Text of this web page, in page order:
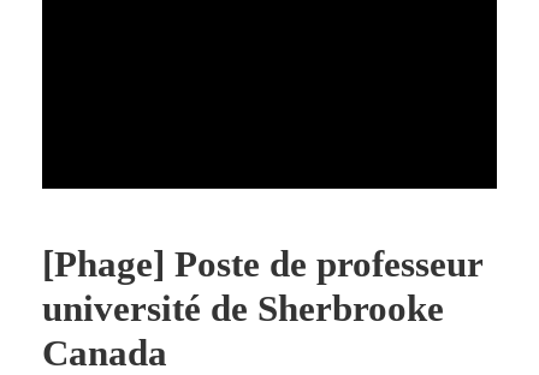
[Phage] Poste de professeur
université de Sherbrooke
Canada